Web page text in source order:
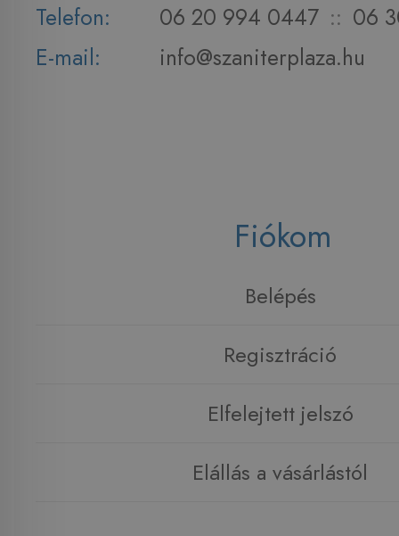
Telefon:
06 20 994 0447 :: 06
E-mail:
info@szaniterplaza.hu
Fiókom
Belépés
Regisztráció
Elfelejtett jelszó
Elállás a vásárlástól